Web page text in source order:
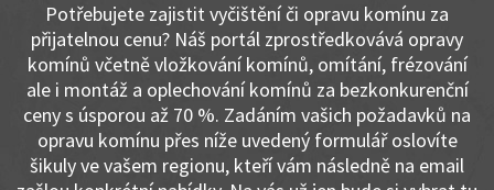
Potřebujete zajistit vyčištění či opravu komínu za
přijatelnou cenu? Náš portál zprostředkovává opravy
komínů včetně vložkování komínů, omítání, frézování
ale i montáž a oplechování komínů za bezkonkurenční
ceny s úsporou až 70 %. Zadáním vašich požadavků na
opravu komínu přes níže uvedený formulář oslovíte
šikuly ve vašem regionu, kteří vám následně na email